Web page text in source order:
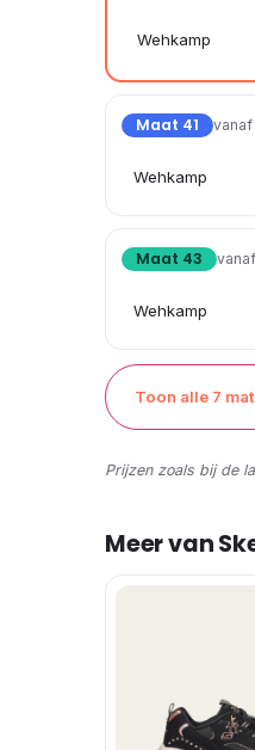
Wehkamp
Maat 41 vanaf
Wehkamp
Maat 43
Wehkamp
Toon alle 7
Prijzen zoals bij de
Meer van